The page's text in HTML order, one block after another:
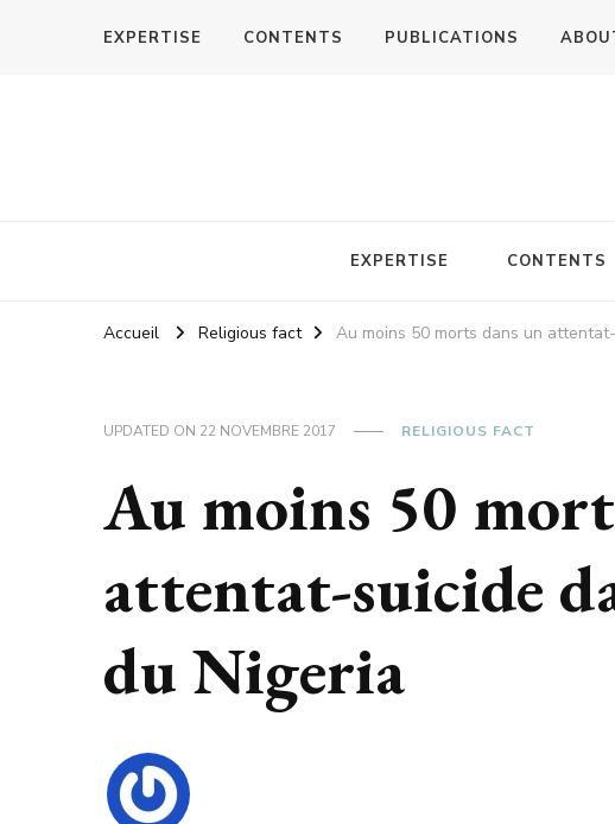
EXPERTISE CONTENTS PUBLICATIONS
EXPERTISE CONTENTS
Accueil Religious fact Au moins 50 morts dans un
UPDATED ON 22 NOVEMBRE 2017 RELIGIOUS FACT
Au moins 50
attentat-suicide
du Nigeria